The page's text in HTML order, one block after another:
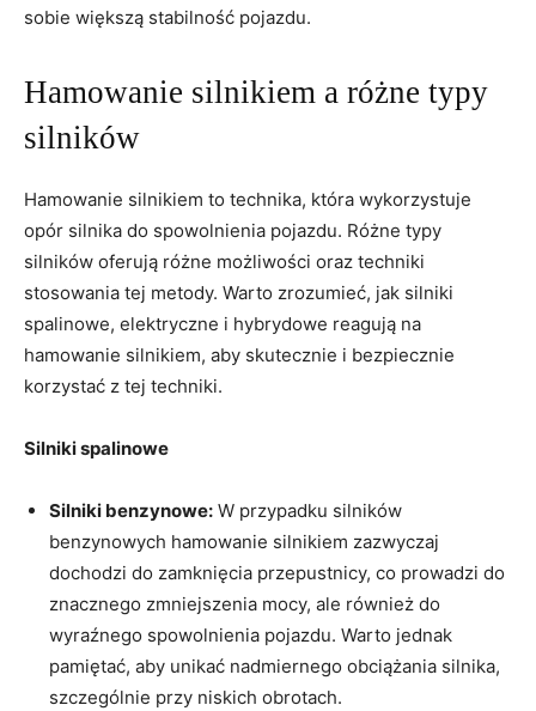
sobie większą stabilność pojazdu.
Hamowanie silnikiem a różne typy
silników
Hamowanie silnikiem to technika, która wykorzystuje
opór silnika do spowolnienia pojazdu. Różne typy
silników oferują różne możliwości oraz techniki
stosowania tej metody. Warto zrozumieć, jak silniki
spalinowe, elektryczne i hybrydowe reagują na
hamowanie silnikiem, aby skutecznie i bezpiecznie
korzystać z tej techniki.
Silniki spalinowe
Silniki benzynowe: W przypadku silników
benzynowych hamowanie silnikiem zazwyczaj
dochodzi do zamknięcia przepustnicy, co prowadzi do
znacznego zmniejszenia mocy, ale również do
wyraźnego spowolnienia pojazdu. Warto jednak
pamiętać, aby unikać nadmiernego obciążania silnika,
szczególnie przy niskich obrotach.